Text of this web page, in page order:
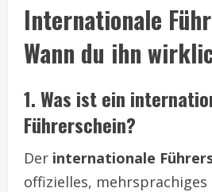
Internationale
Wann du ihn
1. Was ist ein
Führerschein?
Der internationale
offizielles,